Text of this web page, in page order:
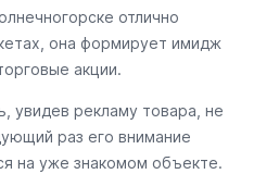
отлично
она формирует имидж
акции.
увидев рекламу товара, не
раз его внимание
на уже знакомом объекте.